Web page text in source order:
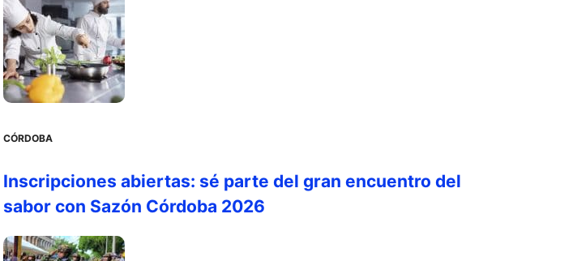
CÓRDOBA
Inscripciones abiertas: sé parte del gran encuentro del
sabor con Sazón Córdoba 2026